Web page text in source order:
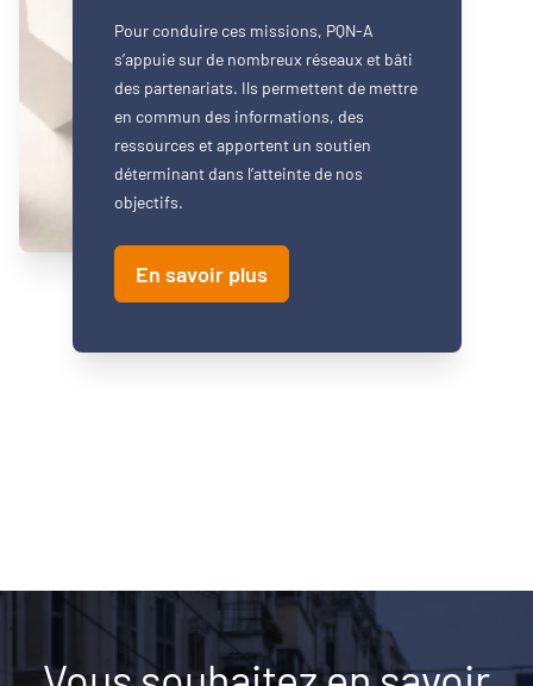
Pour conduire ces missions, PQN-A
s’appuie sur de nombreux réseaux et bâti
des partenariats. Ils permettent de mettre
en commun des informations, des
ressources et apportent un soutien
déterminant dans l’atteinte de nos
objectifs.
En savoir plus